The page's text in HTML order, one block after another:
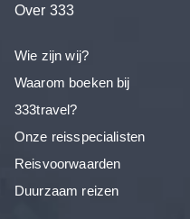
Over 333
Wie zijn wij?
Waarom boeken bij
333travel?
Onze reisspecialisten
Reisvoorwaarden
Duurzaam reizen